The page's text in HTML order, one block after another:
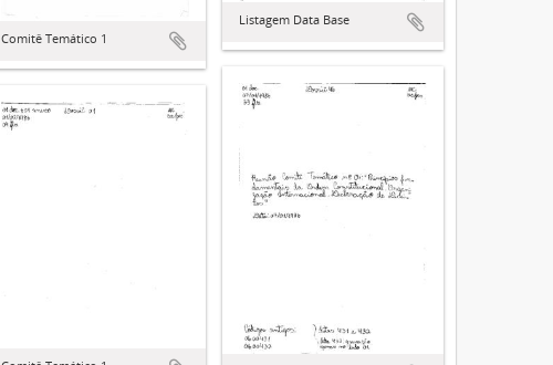
Comitê Temático 1
Listagem Data Base